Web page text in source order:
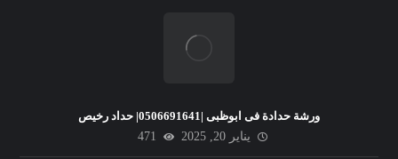
ورشة حدادة فى ابوظبى |0506691641| حداد رخيص
يناير 20, 2025
471